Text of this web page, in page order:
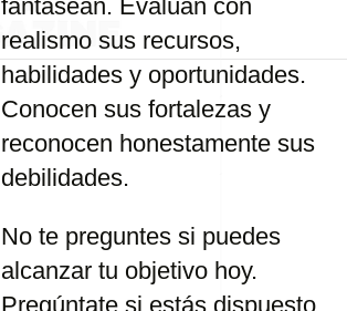
fantasean. Evalúan con
realismo sus recursos,
habilidades y oportunidades.
Conocen sus fortalezas y
reconocen honestamente sus
debilidades.
No te preguntes si puedes
alcanzar tu objetivo hoy.
Pregúntate si estás dispuesto